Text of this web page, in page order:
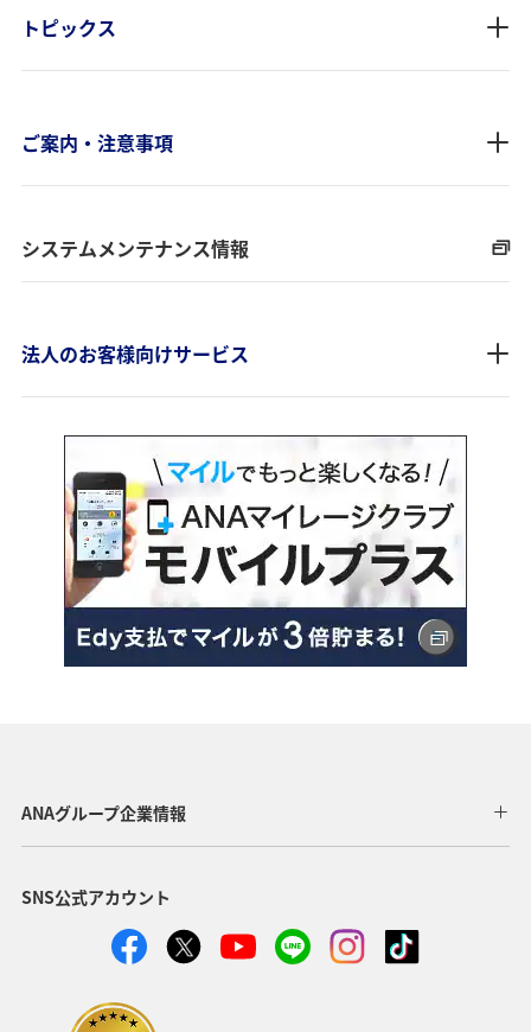
トピックス
ご案内・注意事項
システムメンテナンス情報
法人のお客様向けサービス
ANAグループ企業情報
SNS公式アカウント